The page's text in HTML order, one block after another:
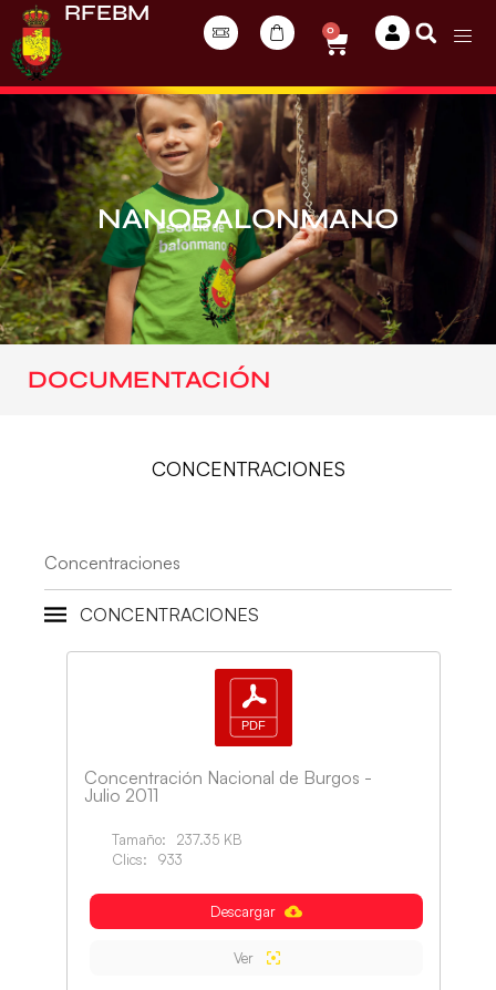
RFEBM
0
NANOBALONMANO
DOCUMENTACIÓN
CONCENTRACIONES
Concentraciones
CONCENTRACIONES
Concentración Nacional de Burgos -
Julio 2011
Tamaño:
237.35 KB
Clics:
933
Descargar
Ver